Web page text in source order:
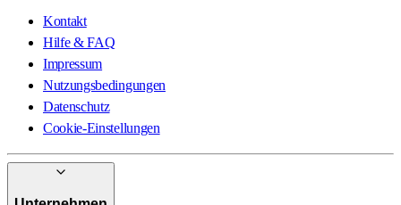
Kontakt
Hilfe & FAQ
Impressum
Nutzungsbedingungen
Datenschutz
Cookie-Einstellungen